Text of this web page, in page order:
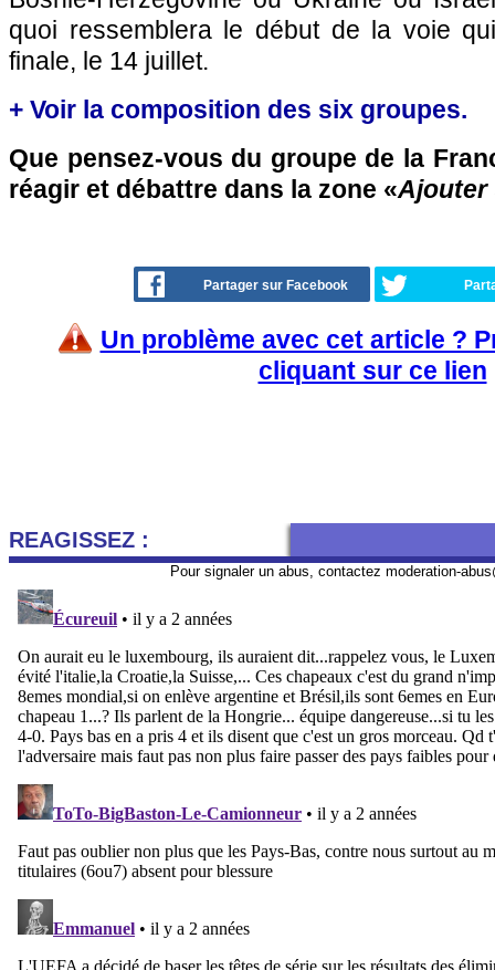
quoi ressemblera le début de la voie
finale, le 14 juillet.
+ Voir la composition des six groupes.
Que pensez-vous du groupe de la
réagir et débattre dans la zone «Ajouter
Partager sur Facebook
Un problème avec cet article ?
cliquant sur ce lien
REAGISSEZ :
Pour signaler un abus, contactez moderation-